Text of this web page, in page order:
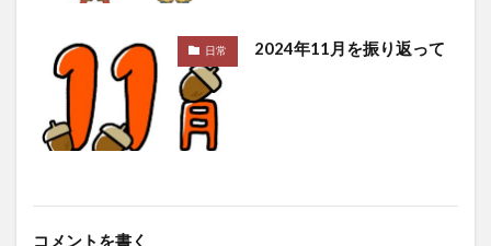
日常 2024年11月を振り返って
コメントを書く